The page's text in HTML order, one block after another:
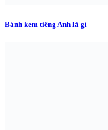
Bánh kem tiếng Anh là gì